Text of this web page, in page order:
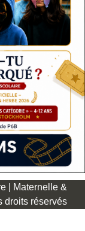
| Maternelle &
droits réservés